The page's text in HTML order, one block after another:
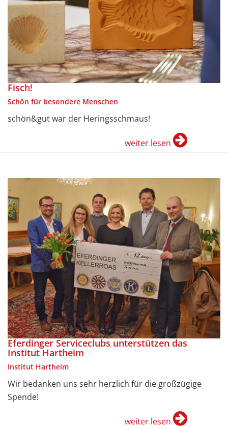
Fisch!
Schön für besondere Menschen
schön&gut war der Heringsschmaus!
weiter lesen
Eferdinger Serviceclubs unterstützen das
Institut Hartheim
Institut Hartheim
Wir bedanken uns sehr herzlich für die großzügige
Spende!
weiter lesen